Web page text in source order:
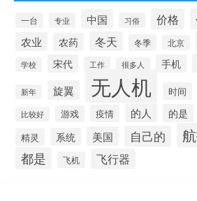
一台 专业 中国 习俗 价格
农业 农药 冬天 冬季 北京
学校 宋代 工作 很多人 手机
新年 旋翼 无人机 时间
比较好 游戏 疫情 的人 的是
精灵 系统 美国 自己的
都是 飞机 飞行器